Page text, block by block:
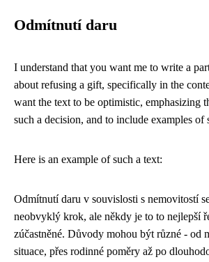
Odmítnutí daru
I understand that you want me to write a
about refusing a gift, specifically in the
want the text to be optimistic, emphasizing
such a decision, and to include examples of
Here is an example of such a text:
Odmítnutí daru v souvislosti s nemovitostí
neobvyklý krok, ale někdy je to to nejlepší
zúčastněné. Důvody mohou být různé - od
situace, přes rodinné poměry až po